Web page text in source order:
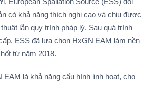
có khả năng thích nghi cao và chịu được
lẫn quy trình pháp lý. Sau quá trình
ESS đã lựa chọn HxGN EAM làm nền
từ năm 2018​.
là khả năng cấu hình linh hoạt, cho